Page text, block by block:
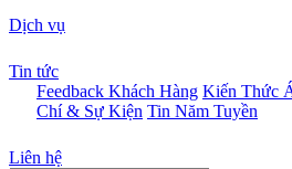
Dịch vụ
Tin tức
Feedback Khách Hàng Kiến Thức
Chí & Sự Kiện Tin Năm Tuyền
Liên hệ